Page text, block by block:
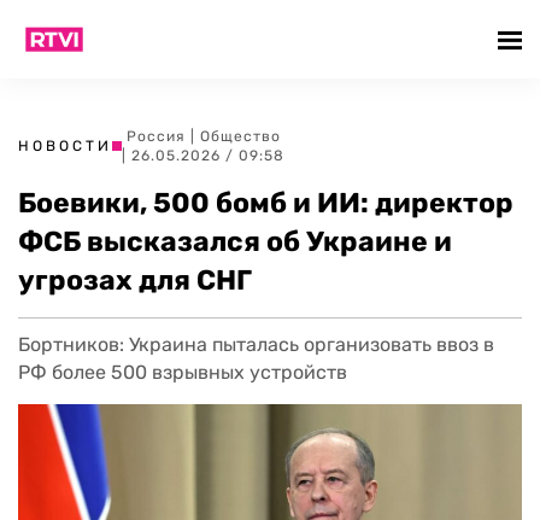
НОВОСТИ
Россия
Общество
| 26.05.2026 / 09:58
Боевики, 500 бомб и ИИ: директор
ФСБ высказался об Украине и
угрозах для СНГ
Бортников: Украина пыталась организовать ввоз в
РФ более 500 взрывных устройств